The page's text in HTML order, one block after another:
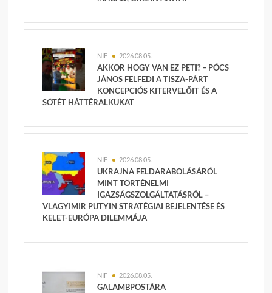
NIF 2026.08.05.
AKKOR HOGY VAN EZ PETI? – PÓCS
JÁNOS FELFEDI A TISZA-PÁRT
KONCEPCIÓS KITERVELŐIT ÉS A
SÖTÉT HÁTTÉRALKUKAT
NIF 2026.08.05.
UKRAJNA FELDARABOLÁSÁRÓL
MINT TÖRTÉNELMI
IGAZSÁGSZOLGÁLTATÁSRÓL –
VLAGYIMIR PUTYIN STRATÉGIAI BEJELENTÉSE ÉS
KELET-EURÓPA DILEMMÁJA
NIF 2026.08.05.
GALAMBPOSTÁRA